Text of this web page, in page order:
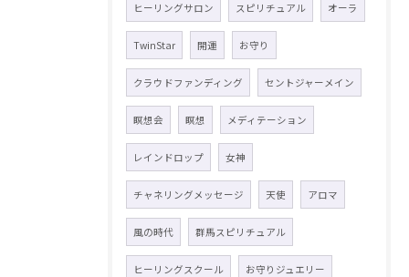
ヒーリングサロン スピリチュアル オーラ
TwinStar 開運 お守り
クラウドファンディング セントジャーメイン
瞑想会 瞑想 メディテーション
レインドロップ 女神
チャネリングメッセージ 天使 アロマ
風の時代 群馬スピリチュアル
ヒーリングスクール お守りジュエリー